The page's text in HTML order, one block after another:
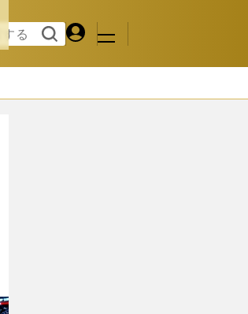
検索
る
マイペ
ジ
メニュ